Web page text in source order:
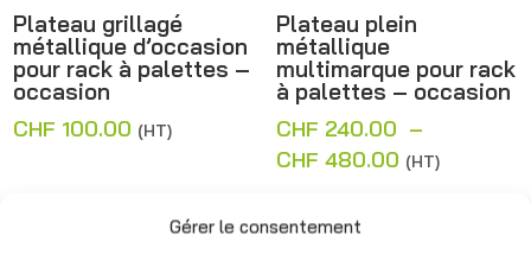
Gérer le consentement
Plateau grillagé
métallique d’occasion
pour rack à palettes –
occasion
CHF 100.00 (HT)
Plateau plein
métallique
multimarque pour rack
à palettes – occasion
CHF 240.00 –
CHF 480.00Plage
(HT)